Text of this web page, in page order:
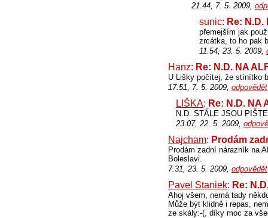
21.44, 7. 5. 2009,
sunic: Re: N.D.
přemejším jak
zrcátka, to ho pak
11.54, 23. 5. 2009,
Hanz: Re: N.D. NA
U Lišky počítej, že stínítko
17.51, 7. 5. 2009, odpovědět
LIŠKA: Re: N.D. NA
N.D. STÁLE JSOU
23.07, 22. 5. 2009,
Najcham: Prodám
Prodám zadní nárazník na
Boleslavi.
7.31, 23. 5. 2009, odpovědět
Pavel Staniek: Re:
Ahoj všem, nemá tady
Může být klidně i repas,
ze skály:-(, díky moc za